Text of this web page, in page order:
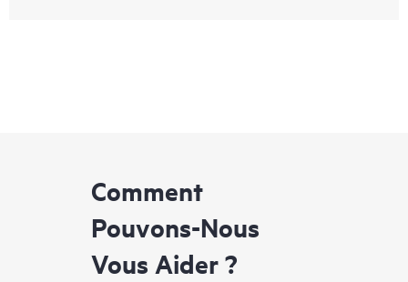
Comment
Pouvons-Nous
Vous Aider ?